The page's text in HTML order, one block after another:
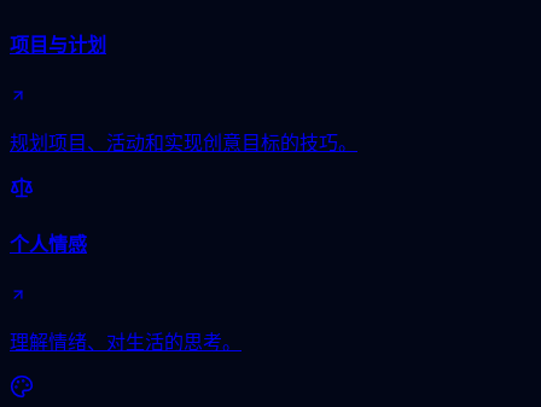
项目与计划
规划项目、活动和实现创意目标的技巧。
个人情感
理解情绪、对生活的思考。